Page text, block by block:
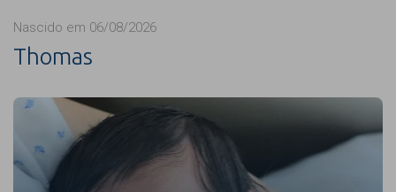
Nascido em 06/08/2026
Thomas